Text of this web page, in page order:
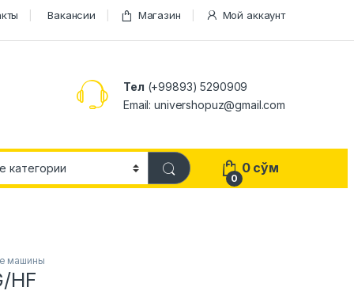
Вакансии Магазин Мой аккаунт
Тел (+99893) 5290909
Email: univershopuz@gmail.com
0
0 сўм
машины
HF